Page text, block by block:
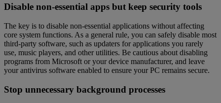
Disable non-essential apps but keep security tools
The key is to disable non-essential applications without affecting
core system functions. As a general rule, you can safely disable most
third-party software, such as updaters for applications you rarely
use, music players, and other utilities. Be cautious about disabling
programs from Microsoft or your device manufacturer, and leave
your antivirus software enabled to ensure your PC remains secure.
Stop unnecessary background processes